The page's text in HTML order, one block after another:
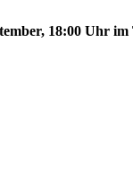
18:00 Uhr